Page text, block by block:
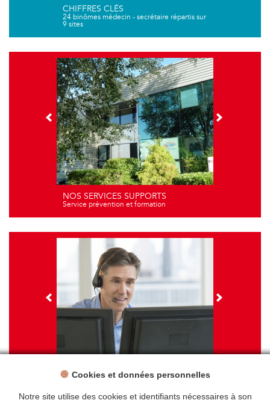
CHIFFRES CLÉS
24 binômes médecin - secrétaire répartis sur
9 sites
NOS SERVICES SUPPORTS
Service prévention et formation
NOS FORMATIONS
Cookies et données personnelles
Notre site utilise des cookies et identifiants nécessaires à son